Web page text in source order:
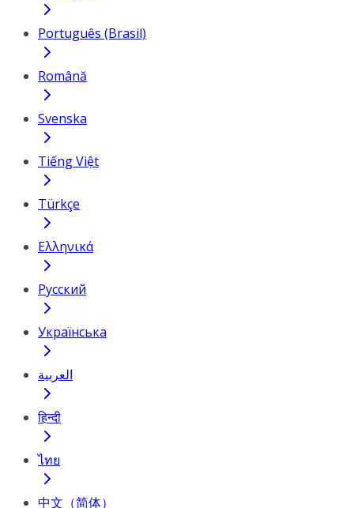
Português (Brasil)
Română
Svenska
Tiếng Việt
Türkçe
Ελληνικά
Русский
Українська
العربية
हिन्दी
ไทย
中文（简体）